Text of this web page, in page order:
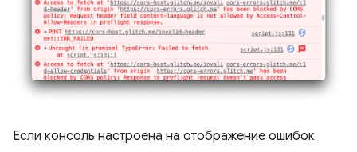
Если консоль настроена на отображение ошибок